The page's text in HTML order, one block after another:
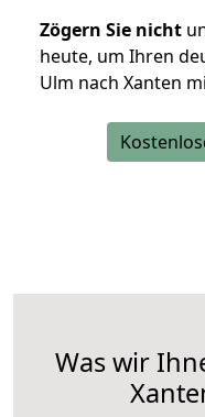
Zögern Sie nicht
heute, um Ihren
Ulm nach Xanten
Was wir